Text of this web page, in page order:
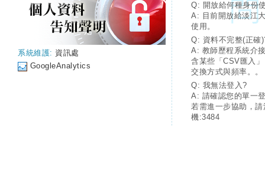
系統維護: 資訊處
GoogleAnalytics
Q: 開放給何種身份
A: 目前開放給淡江
使用。
Q: 資料不完整(正確
A: 教師歷程系統介
含某些「CSV匯入
交換方式與頻率。。
Q: 我無法登入?
A: 請確認您的單一
若需進一步協助，
機:3484